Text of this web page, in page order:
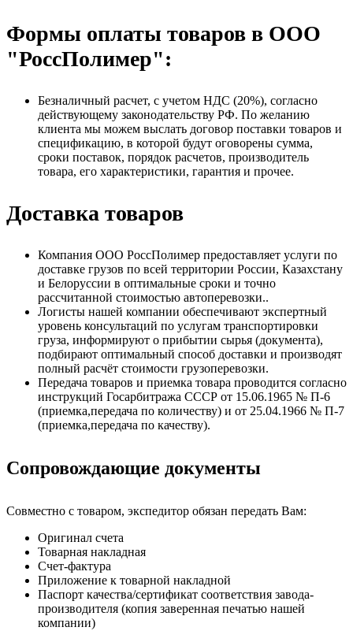
Формы оплаты товаров в ООО
"РоссПолимер":
Безналичный расчет, с учетом НДС (20%), согласно
действующему законодательству РФ. По желанию
клиента мы можем выслать договор поставки товаров и
спецификацию, в которой будут оговорены сумма,
сроки поставок, порядок расчетов, производитель
товара, его характеристики, гарантия и прочее.
Доставка товаров
Компания ООО РоссПолимер предоставляет услуги по
доставке грузов по всей территории России, Казахстану
и Белоруссии в оптимальные сроки и точно
рассчитанной стоимостью автоперевозки..
Логисты нашей компании обеспечивают экспертный
уровень консультаций по услугам транспортировки
груза, информируют о прибытии сырья (документа),
подбирают оптимальный способ доставки и производят
полный расчёт стоимости грузоперевозки.
Передача товаров и приемка товара проводится согласно
инструкций Госарбитража СССР от 15.06.1965 № П-6
(приемка,передача по количеству) и от 25.04.1966 № П-7
(приемка,передача по качеству).
Сопровождающие документы
Совместно с товаром, экспедитор обязан передать Вам:
Оригинал счета
Товарная накладная
Счет-фактура
Приложение к товарной накладной
Паспорт качества/сертификат соответствия завода-
производителя (копия заверенная печатью нашей
компании)